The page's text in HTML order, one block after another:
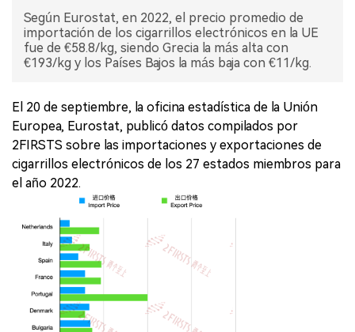
Según Eurostat, en 2022, el precio promedio de
importación de los cigarrillos electrónicos en la UE
fue de €58.8/kg, siendo Grecia la más alta con
€193/kg y los Países Bajos la más baja con €11/kg.
El 20 de septiembre, la oficina estadística de la Unión
Europea, Eurostat, publicó datos compilados por
2FIRSTS sobre las importaciones y exportaciones de
cigarrillos electrónicos de los 27 estados miembros para
el año 2022.